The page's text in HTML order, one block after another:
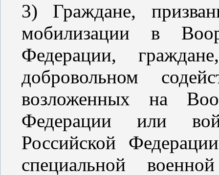
3) Граждане,
мобилизации в
Федерации,
добровольном
возложенных на
Федерации или
Российской
специальной